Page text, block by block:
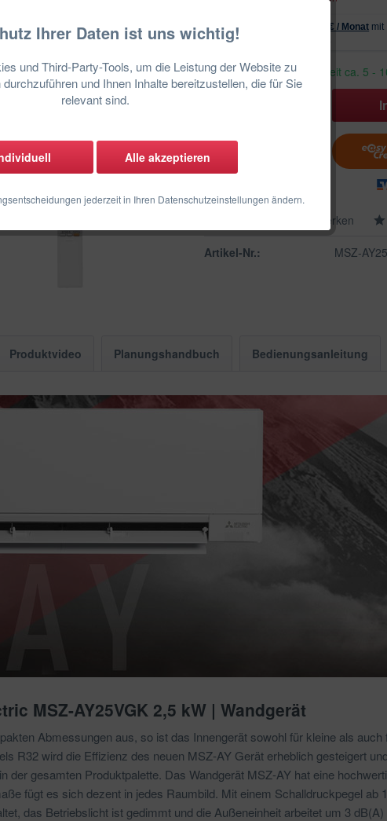
Ihrer Daten ist uns wichtig!
und Third-Party-Tools, um die Leistung der Website zu
und Ihnen Inhalte bereitzustellen, die für Sie
relevant sind.
Alle akzeptieren
jederzeit in Ihren Datenschutzeinstellungen ändern.
sofort lieferbar, Lieferzeit ca. 5 -
Merken
Artikel-Nr.: MSZ-
Produktvideo Planungshandbuch Bedienungsanleitung
MSZ-AY25VGK 2,5 kW | Wandgerät
Abmessungen aus, so ist das Innengerät sowohl für kleine als auch
R32 wird die Effizienz des neuen MSZ-AY Gerät erheblich gesteigert
gesamten Produktpalette. Das Wandgerät MSZ-AY hat eine
fügt es sich dezent in jedes Raumbild. Mit einem Schalldruckpegel ab
das Betriebslicht ist gedimmt und die Außeneinheit arbeitet um 3